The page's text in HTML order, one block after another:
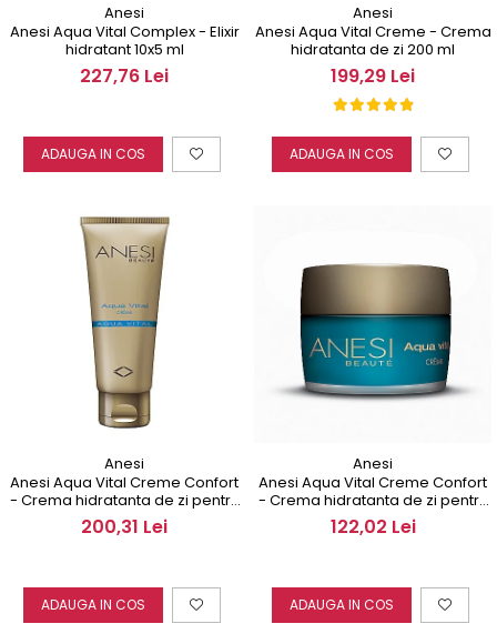
Anesi
Anesi Aqua Vital Complex - Elixir
hidratant 10x5 ml
227,76 Lei
ADAUGA IN COS
Anesi
Anesi Aqua Vital Creme - Crema
hidratanta de zi 200 ml
199,29 Lei
ADAUGA IN COS
Anesi
Anesi Aqua Vital Creme Confort
- Crema hidratanta de zi pentru
ten uscat 200 ml
200,31 Lei
ADAUGA IN COS
Anesi
Anesi Aqua Vital Creme Confort
- Crema hidratanta de zi pentru
ten uscat 50 ml
122,02 Lei
ADAUGA IN COS